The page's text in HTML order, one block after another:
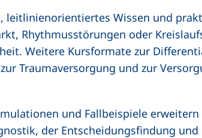
leitlinienorientiertes Wissen und
Rhythmusstörungen oder
Weitere Kursformate zur
Traumaversorgung und zur
und Fallbeispiele
der Entscheidungsfindung